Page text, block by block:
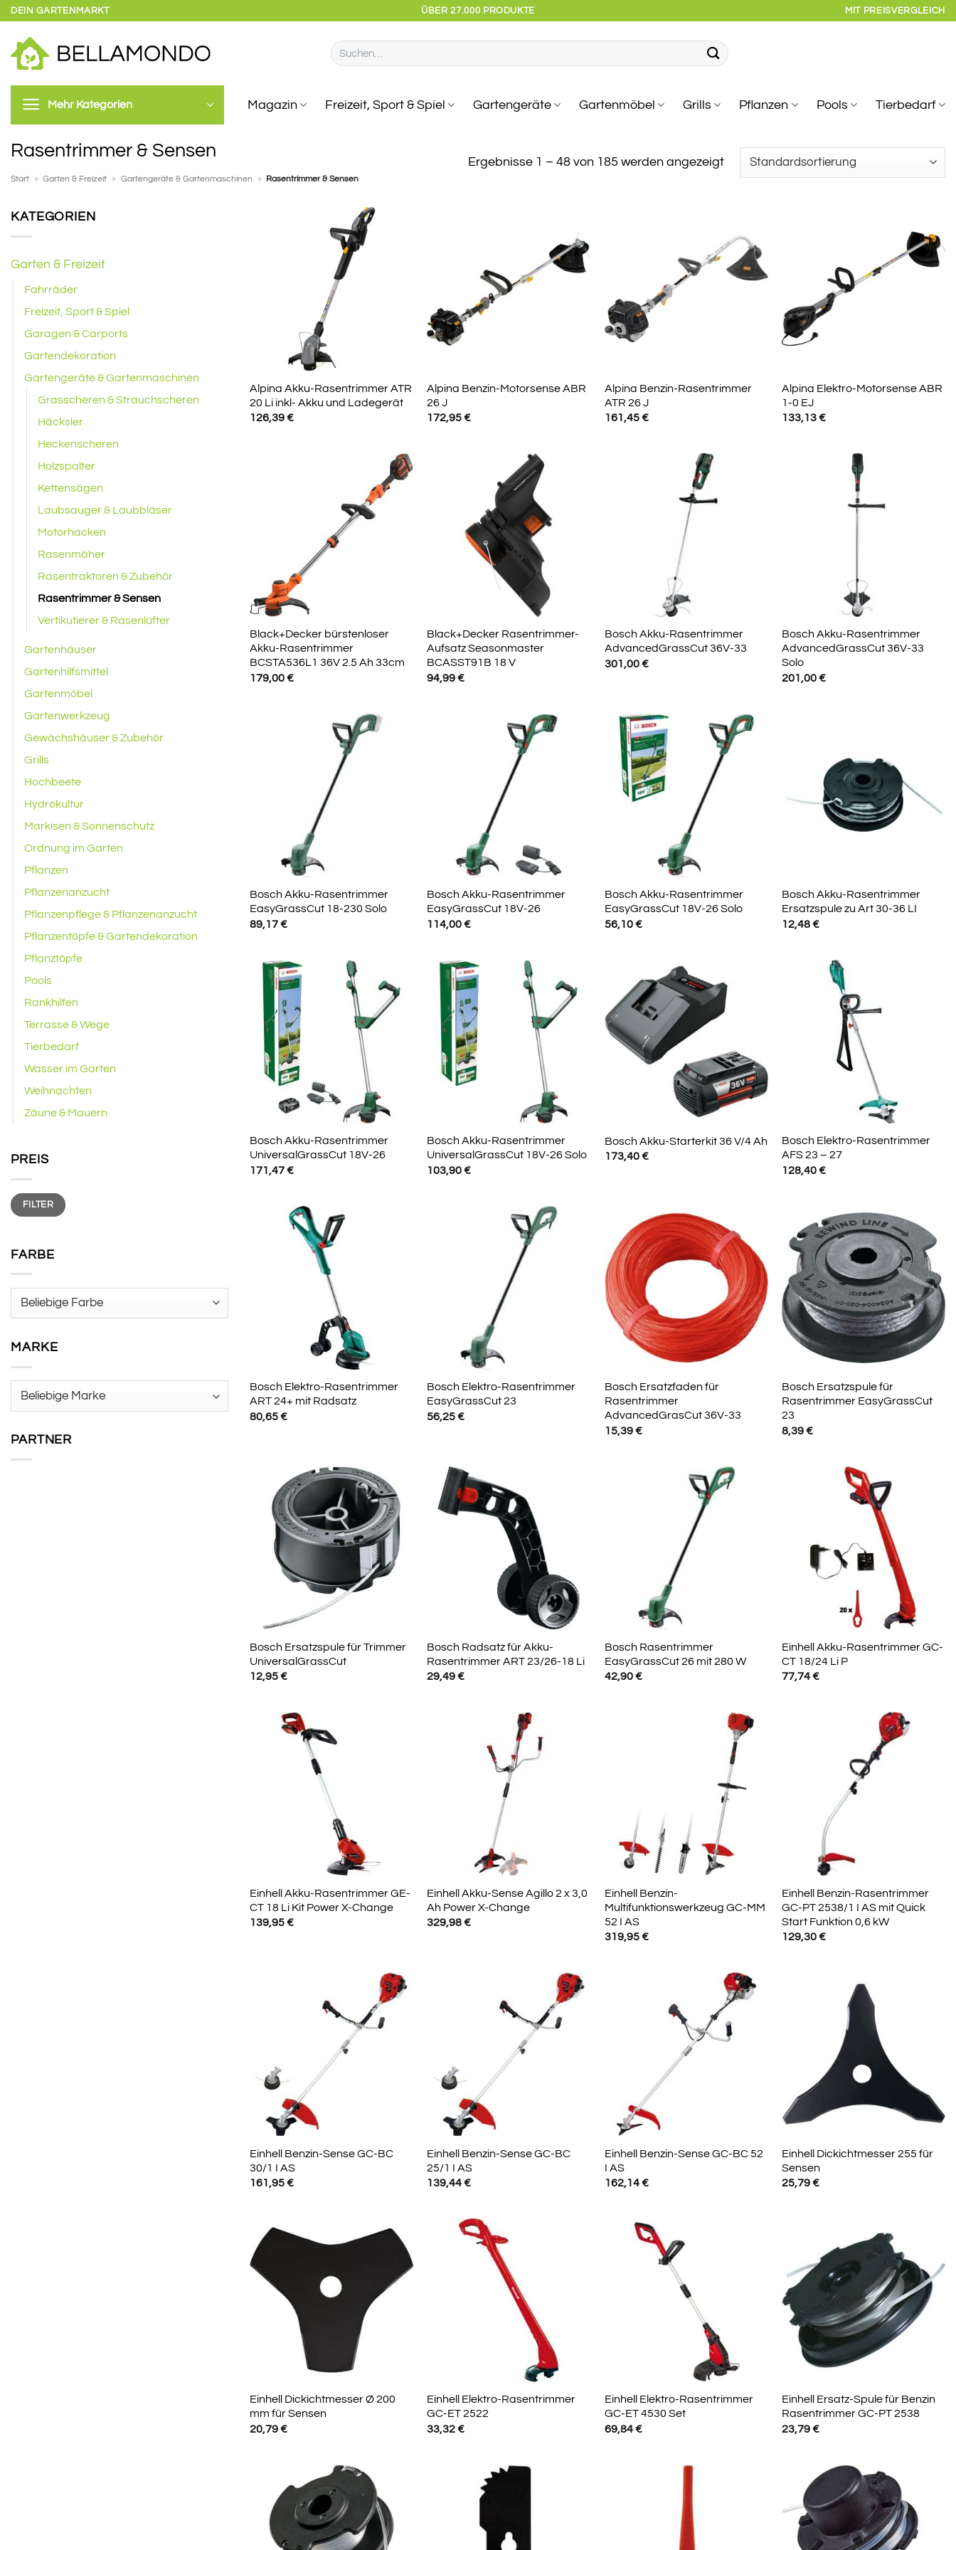
Zum
springen
DEIN GARTENMARKT ÜBER 27.000 PRODUKTE MIT PREISVERGLEICH
Suchen
nach:
Mehr Kategorien Magazin Freizeit, Sport & Spiel Gartengeräte Gartenmöbel Grills Pflanzen Pools Tierbedarf
Rasentrimmer & Sensen
Start » Garten & Freizeit » Gartengeräte & Gartenmaschinen » Rasentrimmer & Sensen
Ergebnisse 1 – 48 von 185 werden angezeigt
KATEGORIEN
Garten & Freizeit
Fahrräder
Freizeit, Sport & Spiel
Garagen & Carports
Gartendekoration
Gartengeräte & Gartenmaschinen
Grasscheren & Strauchscheren
Häcksler
Heckenscheren
Holzspalter
Kettensägen
Laubsauger & Laubbläser
Motorhacken
Rasenmäher
Rasentraktoren & Zubehör
Rasentrimmer & Sensen
Vertikutierer & Rasenlüfter
Gartenhäuser
Gartenhilfsmittel
Gartenmöbel
Gartenwerkzeug
Gewächshäuser & Zubehör
Grills
Hochbeete
Hydrokultur
Markisen & Sonnenschutz
Ordnung im Garten
Pflanzen
Pflanzenanzucht
Pflanzenpflege & Pflanzenanzucht
Pflanzentöpfe & Gartendekoration
Pflanztöpfe
Pools
Rankhilfen
Terrasse & Wege
Tierbedarf
Wasser im Garten
Weihnachten
Zäune & Mauern
PREIS
Min.
Preis
Max.
PreisFILTER
FARBE
MARKE
PARTNER
Alpina Akku-Rasentrimmer ATR
20 Li inkl- Akku und Ladegerät
126,39€
Alpina Benzin-Motorsense ABR
26 J
172,95€
Alpina Benzin-Rasentrimmer
ATR 26 J
161,45€
Alpina Elektro-Motorsense ABR
1-0 EJ
133,13€
Black+Decker bürstenloser
Akku-Rasentrimmer
BCSTA536L1 36V 2.5 Ah 33cm
179,00€
Black+Decker Rasentrimmer-
Aufsatz Seasonmaster
BCASST91B 18 V
94,99€
Bosch Akku-Rasentrimmer
AdvancedGrassCut 36V-33
301,00€
Bosch Akku-Rasentrimmer
AdvancedGrassCut 36V-33
Solo
201,00€
Bosch Akku-Rasentrimmer
EasyGrassCut 18-230 Solo
89,17€
Bosch Akku-Rasentrimmer
EasyGrassCut 18V-26
114,00€
Bosch Akku-Rasentrimmer
EasyGrassCut 18V-26 Solo
56,10€
Bosch Akku-Rasentrimmer
Ersatzspule zu Art 30-36 LI
12,48€
Bosch Akku-Rasentrimmer
UniversalGrassCut 18V-26
171,47€
Bosch Akku-Rasentrimmer
UniversalGrassCut 18V-26 Solo
103,90€
Bosch Akku-Starterkit 36 V/4 Ah
173,40€
Bosch Elektro-Rasentrimmer
AFS 23 – 27
128,40€
Bosch Elektro-Rasentrimmer
ART 24+ mit Radsatz
80,65€
Bosch Elektro-Rasentrimmer
EasyGrassCut 23
56,25€
Bosch Ersatzfaden für
Rasentrimmer
AdvancedGrasCut 36V-33
15,39€
Bosch Ersatzspule für
Rasentrimmer EasyGrassCut
23
8,39€
Bosch Ersatzspule für Trimmer
UniversalGrassCut
12,95€
Bosch Radsatz für Akku-
Rasentrimmer ART 23/26-18 Li
29,49€
Bosch Rasentrimmer
EasyGrassCut 26 mit 280 W
42,90€
Einhell Akku-Rasentrimmer GC-
CT 18/24 Li P
77,74€
Einhell Akku-Rasentrimmer GE-
CT 18 Li Kit Power X-Change
139,95€
Einhell Akku-Sense Agillo 2 x 3,0
Ah Power X-Change
329,98€
Einhell Benzin-
Multifunktionswerkzeug GC-MM
52 I AS
319,95€
Einhell Benzin-Rasentrimmer
GC-PT 2538/1 I AS mit Quick
Start Funktion 0,6 kW
129,30€
Einhell Benzin-Sense GC-BC
30/1 I AS
161,95€
Einhell Benzin-Sense GC-BC
25/1 I AS
139,44€
Einhell Benzin-Sense GC-BC 52
I AS
162,14€
Einhell Dickichtmesser 255 für
Sensen
25,79€
Einhell Dickichtmesser Ø 200
mm für Sensen
20,79€
Einhell Elektro-Rasentrimmer
GC-ET 2522
33,32€
Einhell Elektro-Rasentrimmer
GC-ET 4530 Set
69,84€
Einhell Ersatz-Spule für Benzin
Rasentrimmer GC-PT 2538
23,79€